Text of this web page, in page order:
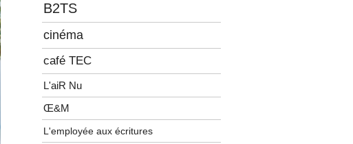
B2TS
cinéma
café TEC
L'aiR Nu
Œ&M
L'employée aux écritures